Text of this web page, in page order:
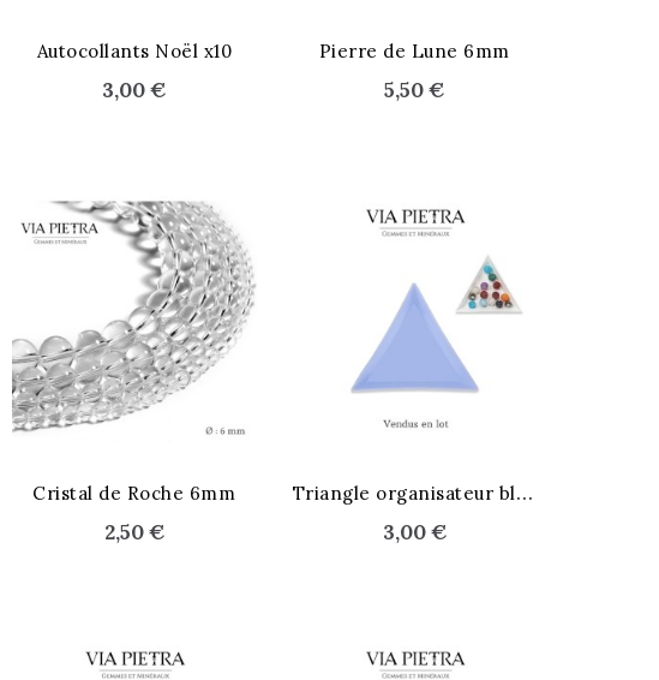
Explications et
conseils
Lire la suite
chantant et les
chakras
Comment réaligner
ses chakras par le
Lire la suite
Courte explication
sur le processus du
bois pétrifié
Autocollants Noël x10
3,00 €
Pierre de Lune 6mm
5,50 €
Cristal de Roche 6mm
2,50 €
T
riangle organisateur bleu
3,00 €